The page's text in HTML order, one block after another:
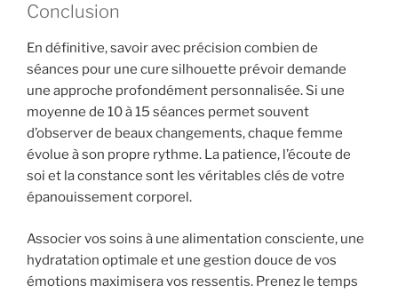
Conclusion
En définitive, savoir avec précision combien de
séances pour une cure silhouette prévoir demande
une approche profondément personnalisée. Si une
moyenne de 10 à 15 séances permet souvent
d’observer de beaux changements, chaque femme
évolue à son propre rythme. La patience, l’écoute de
soi et la constance sont les véritables clés de votre
épanouissement corporel.
Associer vos soins à une alimentation consciente, une
hydratation optimale et une gestion douce de vos
émotions maximisera vos ressentis. Prenez le temps